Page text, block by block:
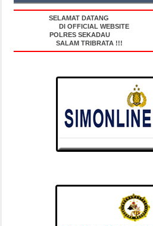
SELAMAT DATANG
DI OFFICIAL WEBSITE
POLRES SEKADAU
SALAM TRIBRATA !!!